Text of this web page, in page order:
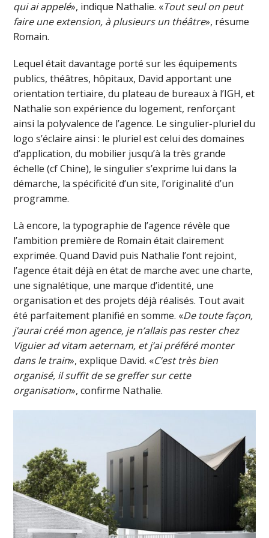
qui ai appelé», indique Nathalie. «Tout seul on peut
faire une extension, à plusieurs un théâtre», résume
Romain.
Lequel était davantage porté sur les équipements
publics, théâtres, hôpitaux, David apportant une
orientation tertiaire, du plateau de bureaux à l’IGH, et
Nathalie son expérience du logement, renforçant
ainsi la polyvalence de l’agence. Le singulier-pluriel du
logo s’éclaire ainsi : le pluriel est celui des domaines
d’application, du mobilier jusqu’à la très grande
échelle (cf Chine), le singulier s’exprime lui dans la
démarche, la spécificité d’un site, l’originalité d’un
programme.
Là encore, la typographie de l’agence révèle que
l’ambition première de Romain était clairement
exprimée. Quand David puis Nathalie l’ont rejoint,
l’agence était déjà en état de marche avec une charte,
une signalétique, une marque d’identité, une
organisation et des projets déjà réalisés. Tout avait
été parfaitement planifié en somme. «De toute façon,
j’aurai créé mon agence, je n’allais pas rester chez
Viguier ad vitam aeternam, et j’ai préféré monter
dans le train», explique David. «C’est très bien
organisé, il suffit de se greffer sur cette
organisation», confirme Nathalie.